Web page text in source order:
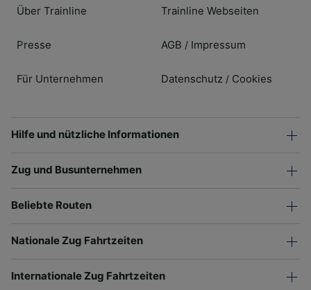
Über Trainline
Presse
Für Unternehmen
Trainline Webseiten
AGB / Impressum
Datenschutz / Cookies
Hilfe und nützliche Informationen
Zug und Busunternehmen
Beliebte Routen
Nationale Zug Fahrtzeiten
Internationale Zug Fahrtzeiten